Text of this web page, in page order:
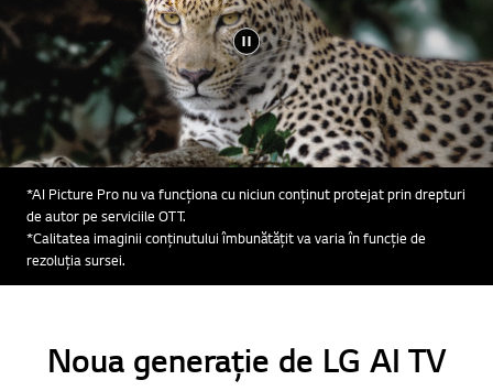
*AI Picture Pro nu va funcționa cu niciun conținut protejat prin drepturi
de autor pe serviciile OTT.
*Calitatea imaginii conținutului îmbunătățit va varia în funcție de
rezoluția sursei.
Noua generație de LG AI TV